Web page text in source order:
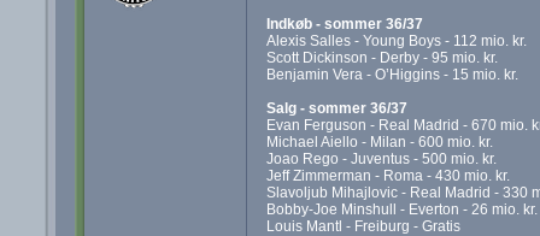
Indkøb - sommer 36/37
Alexis Salles - Young Boys - 112 mio. kr.
Scott Dickinson - Derby - 95 mio. kr.
Benjamin Vera - O’Higgins - 15 mio. kr.
Salg - sommer 36/37
Evan Ferguson - Real Madrid - 670 mio.
Michael Aiello - Milan - 600 mio. kr.
Joao Rego - Juventus - 500 mio. kr.
Jeff Zimmerman - Roma - 430 mio. kr.
Slavoljub Mihajlovic - Real Madrid - 330
Bobby-Joe Minshull - Everton - 26 mio. kr.
Louis Mantl - Freiburg - Gratis